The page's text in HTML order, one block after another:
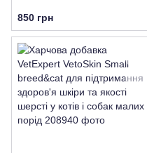
850 грн